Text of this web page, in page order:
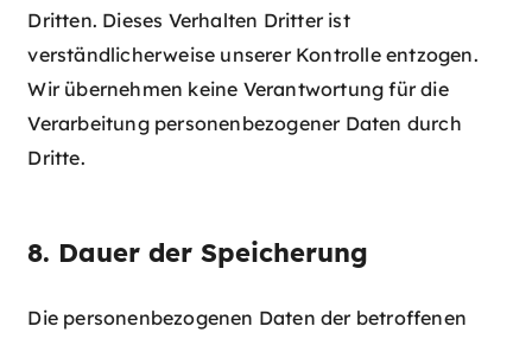
Dritten. Dieses Verhalten Dritter ist
verständlicherweise unserer Kontrolle entzogen.
Wir übernehmen keine Verantwortung für die
Verarbeitung personenbezogener Daten durch
Dritte.
8. Dauer der Speicherung
Die personenbezogenen Daten der betroffenen